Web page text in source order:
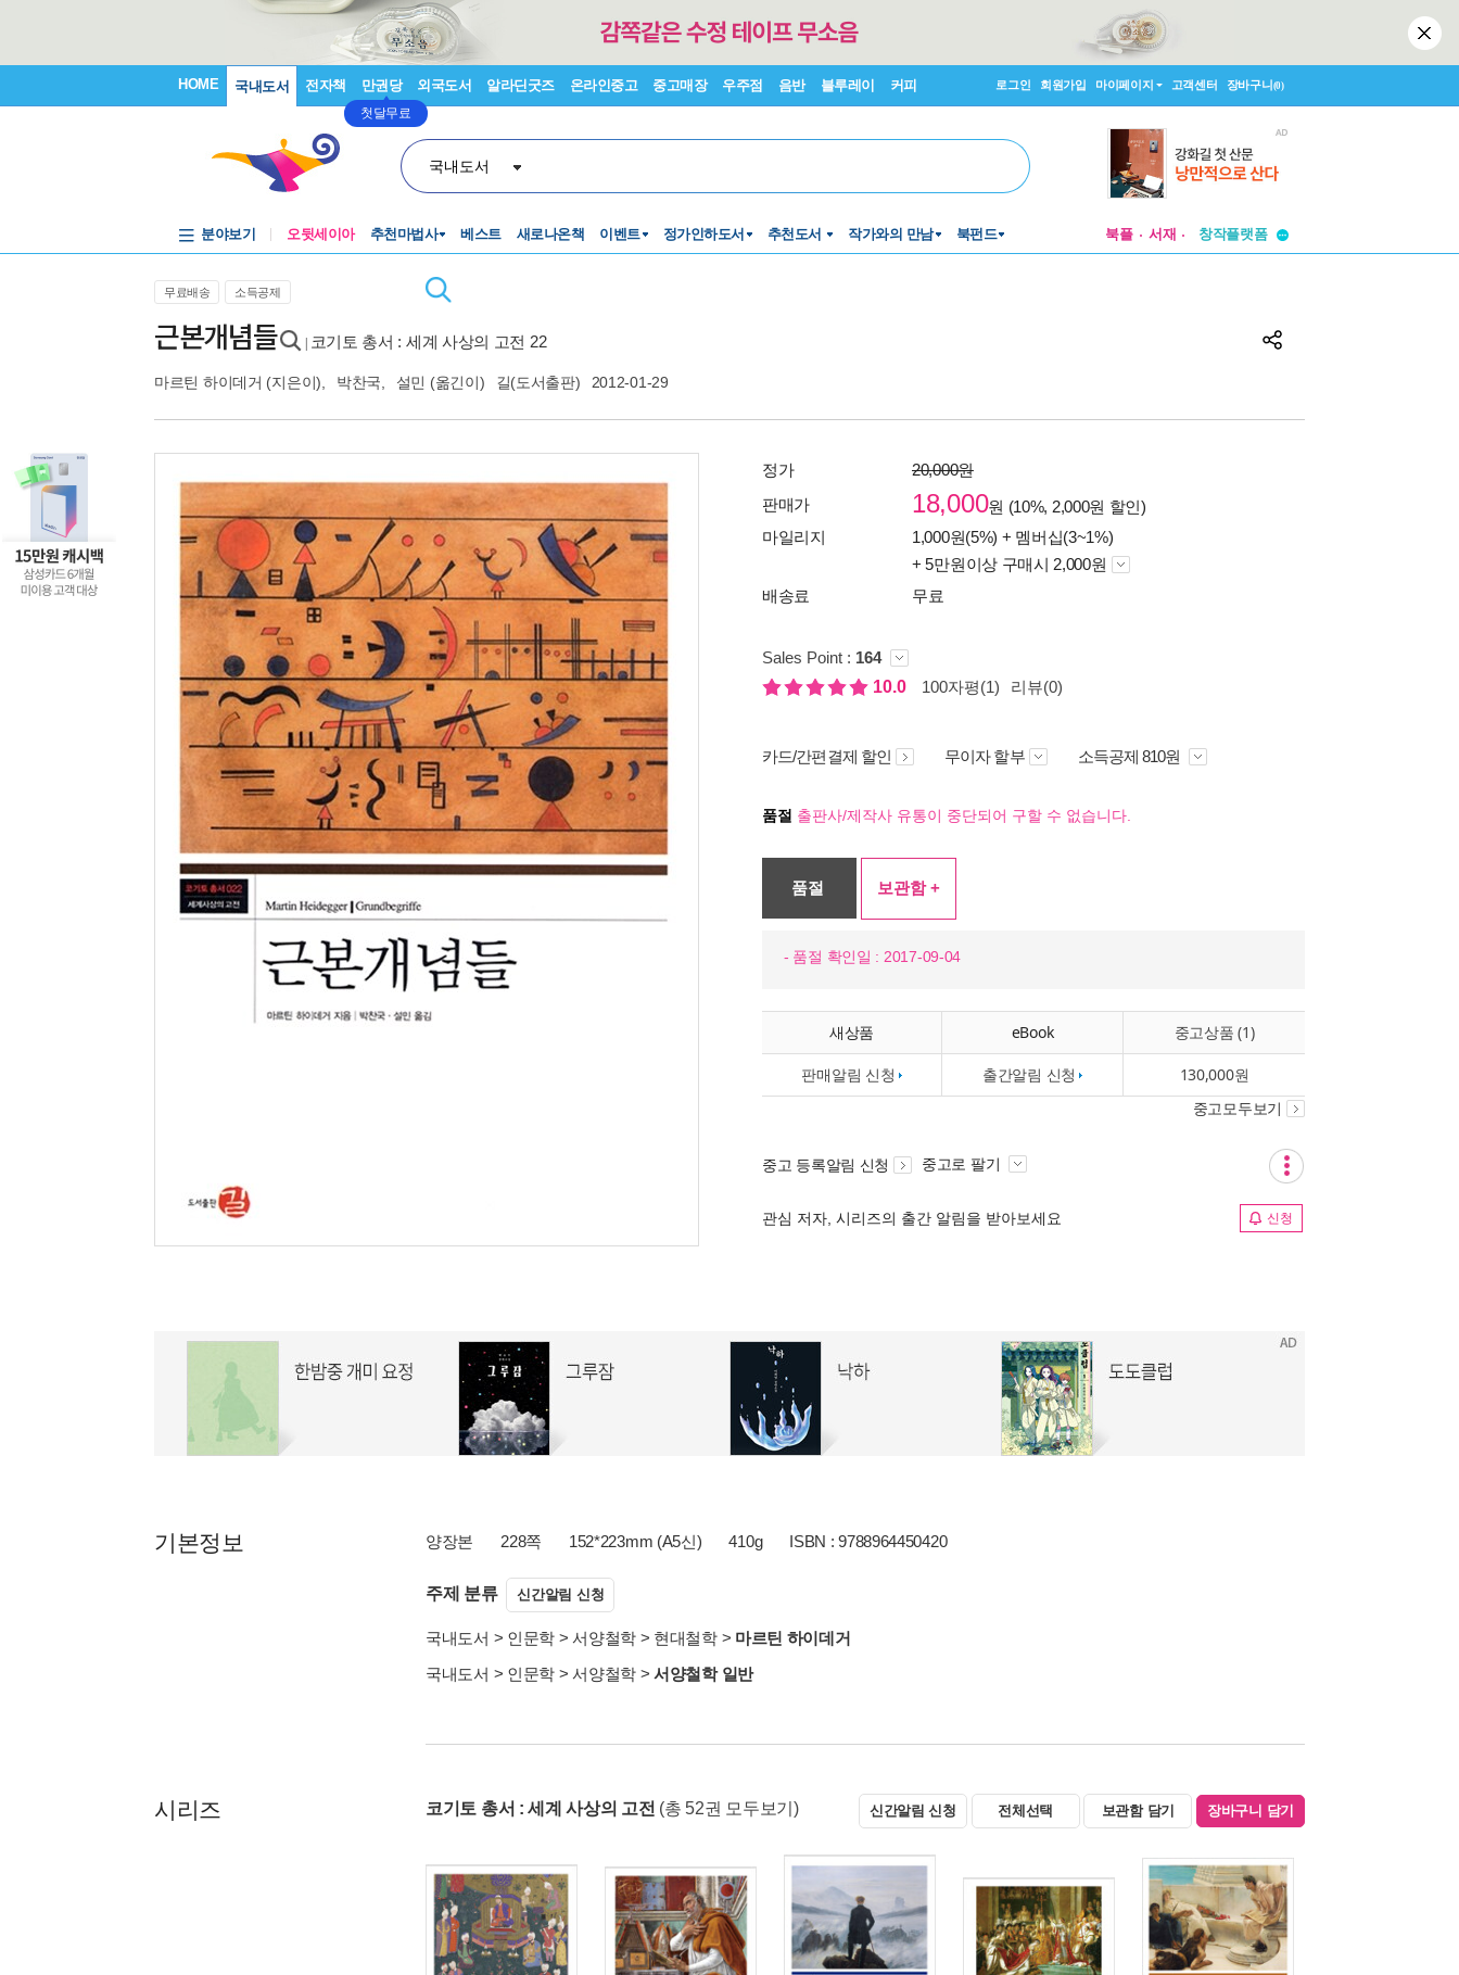
HOME 국내도서 전자책 만권당
첫달무료
외국도서 알라딘굿즈 온라인중고 중고매장 우주점 음반 블루레이 커피 로그인 회원가입 마이페이지 고객센터 장바구니(0)
국내도서
분야보기 오뒷세이아 추천마법사 베스트 새로나온책 이벤트 정가인하도서 추천도서 작가와의 만남 북펀드 북플 서재
창작플랫폼
무료배송
소득공제
근본개념들 코기토 총서 : 세계 사상의 고전 22
마르틴 하이데거 (지은이), 박찬국 설민 (옮긴이) 길(도서출판) 2012-01-29
정가
20,000원
판매가
18,000원 (10%, 2,000원 할인)
마일리지
1,000원(5%) + 멤버십(3~1%)
+ 5만원이상 구매시 2,000원
배송료
무료
Sales Point : 164
10.0
100자평(1) 리뷰(0)
카드/간편결제 할인 무이자 할부 소득공제 810원
품절 출판사/제작사 유통이 중단되어 구할 수 없습니다.
품절 보관함 +
- 품절 확인일 : 2017-09-04
새상품 eBook 중고상품 (1)
판매알림 신청 출간알림 신청 130,000원
중고모두보기
중고 등록알림 신청 중고로 팔기
관심 저자, 시리즈의 출간 알림을 받아보세요 신청
기본정보 양장본 228쪽 152*223mm (A5신) 410g ISBN : 9788964450420
주제 분류 신간알림 신청
국내도서 > 인문학 >서양철학> 현대철학> 마르틴 하이데거
국내도서 > 인문학 >서양철학>서양철학 일반
시리즈 코기토 총서 : 세계 사상의 고전 (총 52권 모두보기) 신간알림 신청 전체선택 보관함 담기 장바구니 담기